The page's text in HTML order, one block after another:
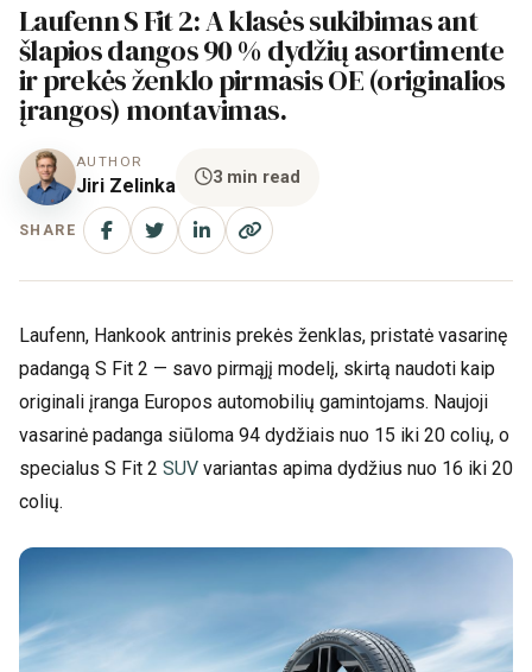
Laufenn S Fit 2: A klasės sukibimas ant
šlapios dangos 90 % dydžių asortimente
ir prekės ženklo pirmasis OE (originalios
įrangos) montavimas.
AUTHOR
Jiri Zelinka 3 min read
SHARE
Laufenn, Hankook antrinis prekės ženklas, pristatė vasarinę
padangą S Fit 2 — savo pirmąjį modelį, skirtą naudoti kaip
originali įranga Europos automobilių gamintojams. Naujoji
vasarinė padanga siūloma 94 dydžiais nuo 15 iki 20 colių, o
specialus S Fit 2 SUV variantas apima dydžius nuo 16 iki 20
colių.